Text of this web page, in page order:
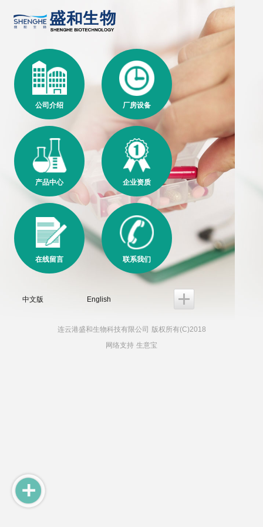
公司介绍 厂房设备
产品中心 企业资质
在线留言 联系我们
中文版 English
连云港盛和生物科技有限公司 版权所有(C)2018
网络支持 生意宝